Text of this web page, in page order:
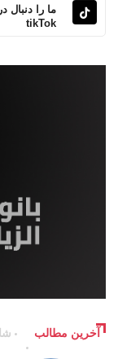
ما را دنبال در
tikTok
آخرین مطالب